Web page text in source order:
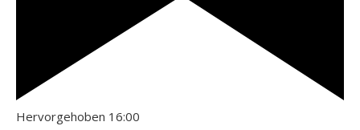
Hervorgehoben 16:00